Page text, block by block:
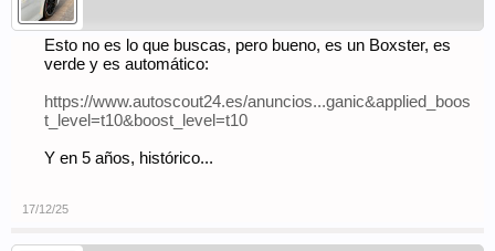
Esto no es lo que buscas, pero bueno, es un Boxster, es
verde y es automático:
https://www.autoscout24.es/anuncios...ganic&applied_boos
t_level=t10&boost_level=t10
Y en 5 años, histórico...
17/12/25